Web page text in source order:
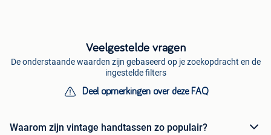
Veelgestelde vragen
De onderstaande waarden zijn gebaseerd op je zoekopdracht en de
ingestelde filters
Deel opmerkingen over deze FAQ
Waarom zijn vintage handtassen zo populair?